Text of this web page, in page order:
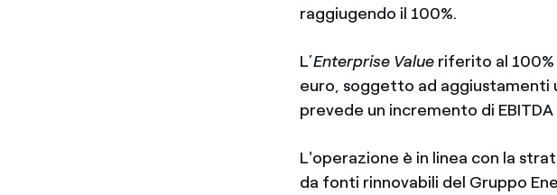
raggiugendo il 100%.
L’Enterprise Value riferito al
euro, soggetto ad aggiustamenti
prevede un incremento di
L'operazione è in linea con la
da fonti rinnovabili del Gruppo